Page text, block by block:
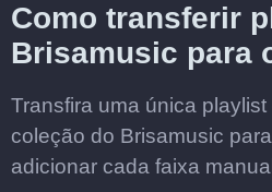
Como transferir
Brisamusic para
Transfira uma única
coleção do Brisamusic
adicionar cada faixa